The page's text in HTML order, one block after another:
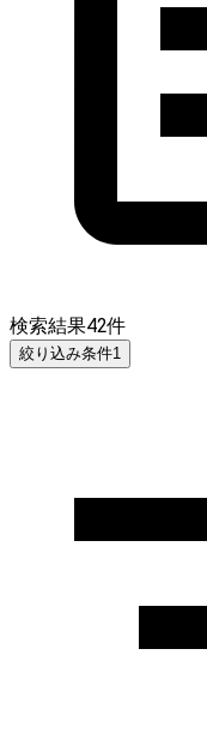
検索結果42件
絞り込み条件1